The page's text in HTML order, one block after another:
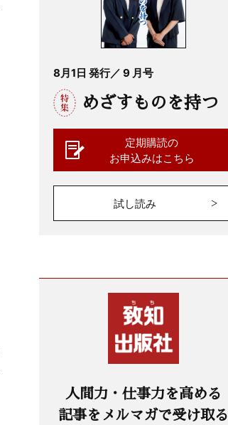
8月1日 発行／ 9 月号
めざすものを持つ
定期購読の
お申込みはこちら
試し読み
人間力・仕事力を高める
記事をメルマガで受け取る